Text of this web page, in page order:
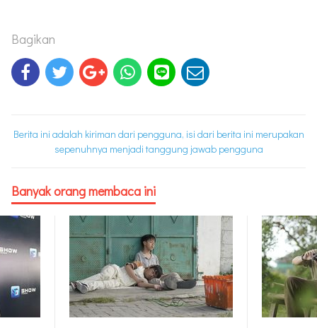
Bagikan
Berita ini adalah kiriman dari pengguna, isi dari berita ini merupakan
sepenuhnya menjadi tanggung jawab pengguna
Banyak orang membaca ini